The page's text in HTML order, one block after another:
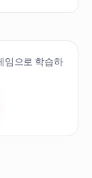
임으로 학습하